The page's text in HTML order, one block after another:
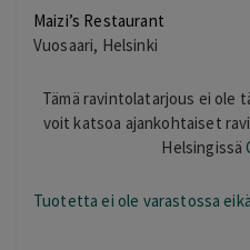
Maizi’s Restaurant
Vuosaari, Helsinki
Tämä ravintolatarjous ei ole
voit katsoa ajankohtaiset
Helsingissä
Tuotetta ei ole varastossa